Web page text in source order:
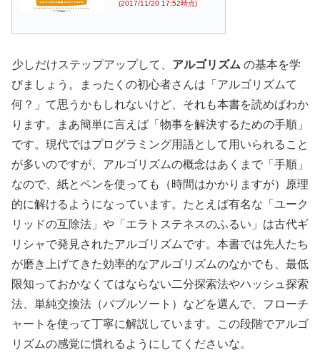
(2017/11/20 17:52時点)
少しだけステップアップして、 アルゴリズム の基本を学
びましょう。まったくの初心者さんは「アルゴリズムて
何？」て思うかもしれないけど、それも本書を読めばわか
ります。まあ簡単に言えば「物事を解決するための手順」
です。現代ではプログラミング用語として用いられること
が多いのですが、アルゴリズムの概念はあくまで「手順」
なので、紙とペンを使っても（時間はかかりますが）原理
的に解けるようになっています。たとえば有名な「ユーク
リッドの互除法」や「エラトステネスのふるい」は古代ギ
リシャで発見されたアルゴリズムです。本書では先人たち
が磨き上げてきた効率的なアルゴリズムのなかでも、最低
限知っておかなくてはならない二分探索法やハッシュ探索
法、単純交換法（バブルソート）などを選んで、フローチ
ャートを使って丁寧に解説しています。この段階でアルゴ
リズムの感覚に慣れるようにしてくださいな。